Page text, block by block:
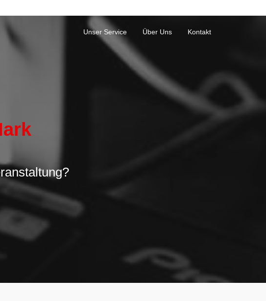
Unser Service Über Uns Kontakt